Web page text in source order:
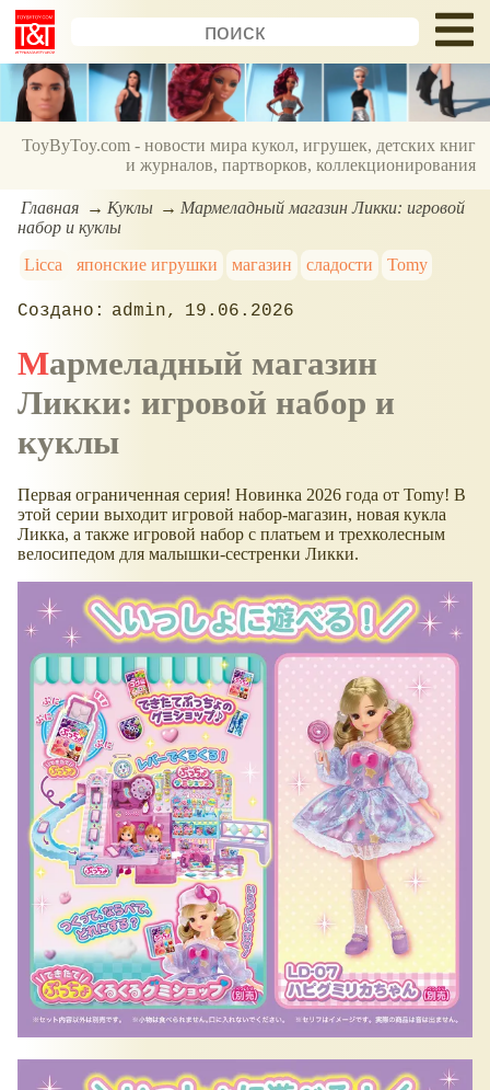
ToyByToy.com - новости мира кукол, игрушек, детских книг
и журналов, партворков, коллекционирования
Главная Куклы
Мармеладный магазин Ликки: игровой
набор и куклы
Licca
японские игрушки магазин сладости Tomy
admin 19.06.2026
Мармеладный магазин
Ликки: игровой набор и
куклы
Первая ограниченная серия! Новинка 2026 года от Tomy! В
этой серии выходит игровой набор-магазин, новая кукла
Ликка, а также игровой набор с платьем и трехколесным
велосипедом для малышки-сестренки Ликки.